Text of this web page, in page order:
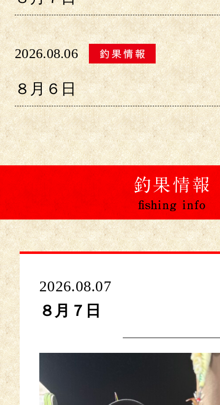
2026.08.06
８月６日
2026.08.07
８月７日